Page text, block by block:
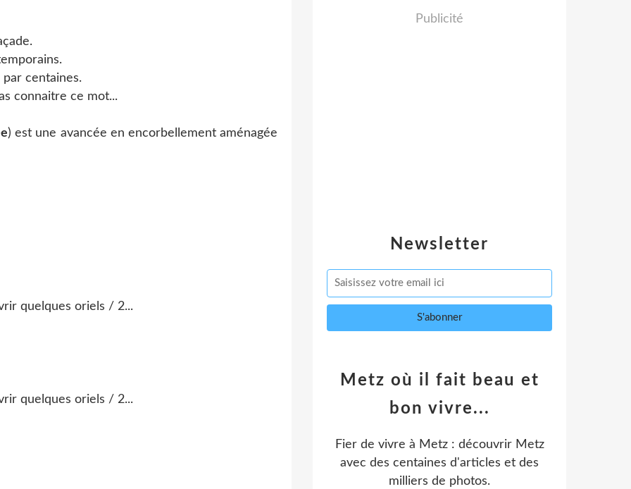
par centaines.
connaitre ce mot...
) est une avancée en encorbellement aménagée
Newsletter
Publicité
Metz où il fait beau et
bon vivre...
Fier de vivre à Metz : découvrir Metz
avec des centaines d'articles et des
milliers de photos.